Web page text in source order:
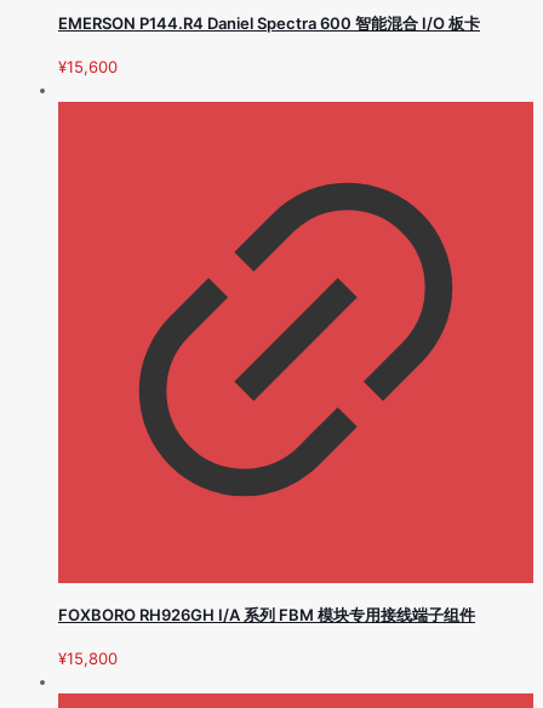
EMERSON P144.R4 Daniel Spectra 600 智能混合 I/O 板卡
¥15,600
FOXBORO RH926GH I/A 系列 FBM 模块专用接线端子组件
¥15,800